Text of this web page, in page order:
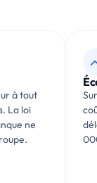
à tout
La loi
ne